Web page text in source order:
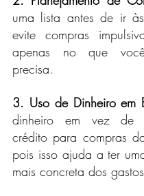
uma lista antes de ir
evite compras
apenas no que
precisa.
3. Uso de Dinheiro em
dinheiro em vez de
crédito para compras
pois isso ajuda a ter
mais concreta dos